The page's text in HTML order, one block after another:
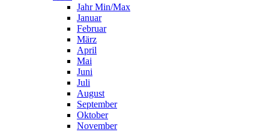
Jahr Min/Max
Januar
Februar
März
April
Mai
Juni
Juli
August
September
Oktober
November